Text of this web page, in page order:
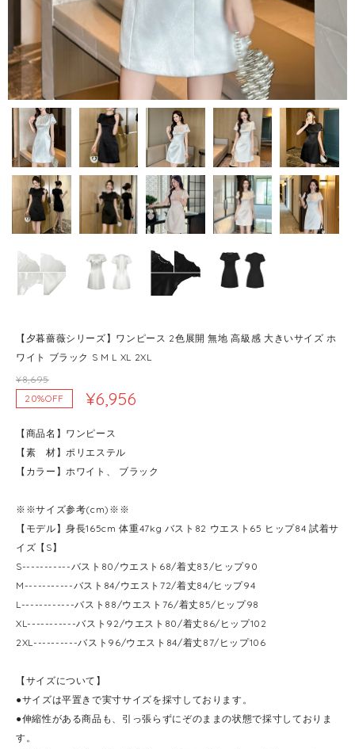
【夕暮薔薇シリーズ】ワンピース 2色展開 無地 高級感 大きいサイズ ホ
ワイト ブラック S M L XL 2XL
¥8,695
20%OFF
¥6,956
【商品名】ワンピース
【素 材】ポリエステル
【カラー】ホワイト、 ブラック
※※サイズ参考(cm)※※
【モデル】身長165cm 体重47kg バスト82 ウエスト65 ヒップ84 試着サ
イズ【S】
S-----------バスト80/ウエスト68/着丈83/ヒップ90
M-----------バスト84/ウエスト72/着丈84/ヒップ94
L------------バスト88/ウエスト76/着丈85/ヒップ98
XL-----------バスト92/ウエスト80/着丈86/ヒップ102
2XL----------バスト96/ウエスト84/着丈87/ヒップ106
【サイズについて】
●サイズは平置きで実寸サイズを採寸しております。
●伸縮性がある商品も、引っ張らずにぞのままの状態で採寸しておりま
す。